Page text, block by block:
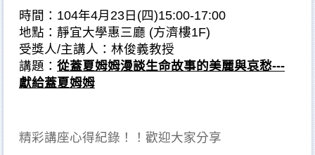
時間：104年4月23日(四)15:00-17:00
地點：靜宜大學惠三廳 (方濟樓1F)
受獎人/主講人：林俊義教授
講題： 從蓋夏姆姆漫談生命故事的美麗與哀愁---
獻給蓋夏姆姆
精彩講座心得紀錄！！歡迎大家分享